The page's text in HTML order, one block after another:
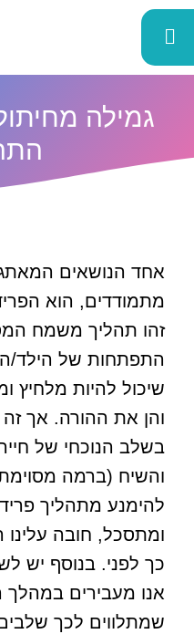
גמילה
אחד הנושאים
מתמודדים, הוא
זהו תהליך משמח
התפתחות של הילד/
שיכול להיות מלחיץ
והן את ההורה. אך
בשלב הנוכחי של
והשיח (ברמה
להימנע מתהליך
ומתסכל, חובה
כך לפני. בנוסף יש
אנו מעבירים במהלך
שמתלווים לכך